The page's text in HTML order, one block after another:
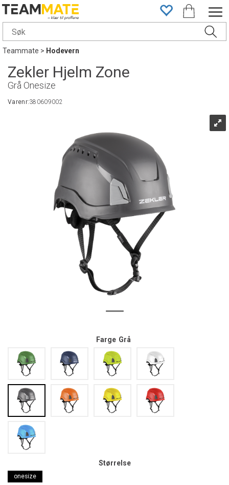
Teammate> Hodevern
Zekler Hjelm Zone
Grå Onesize
Varenr:380609002
Farge Grå
Størrelse
onesize